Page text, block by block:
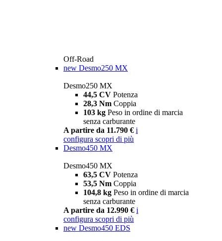
Off-Road
new Desmo250 MX
Desmo250 MX
44,5 CV Potenza
28,3 Nm Coppia
103 kg Peso in ordine di marcia
senza carburante
A partire da 11.790 € i
configura scopri di più
Desmo450 MX
Desmo450 MX
63,5 CV Potenza
53,5 Nm Coppia
104,8 kg Peso in ordine di marcia
senza carburante
A partire da 12.990 € i
configura scopri di più
new Desmo450 EDS